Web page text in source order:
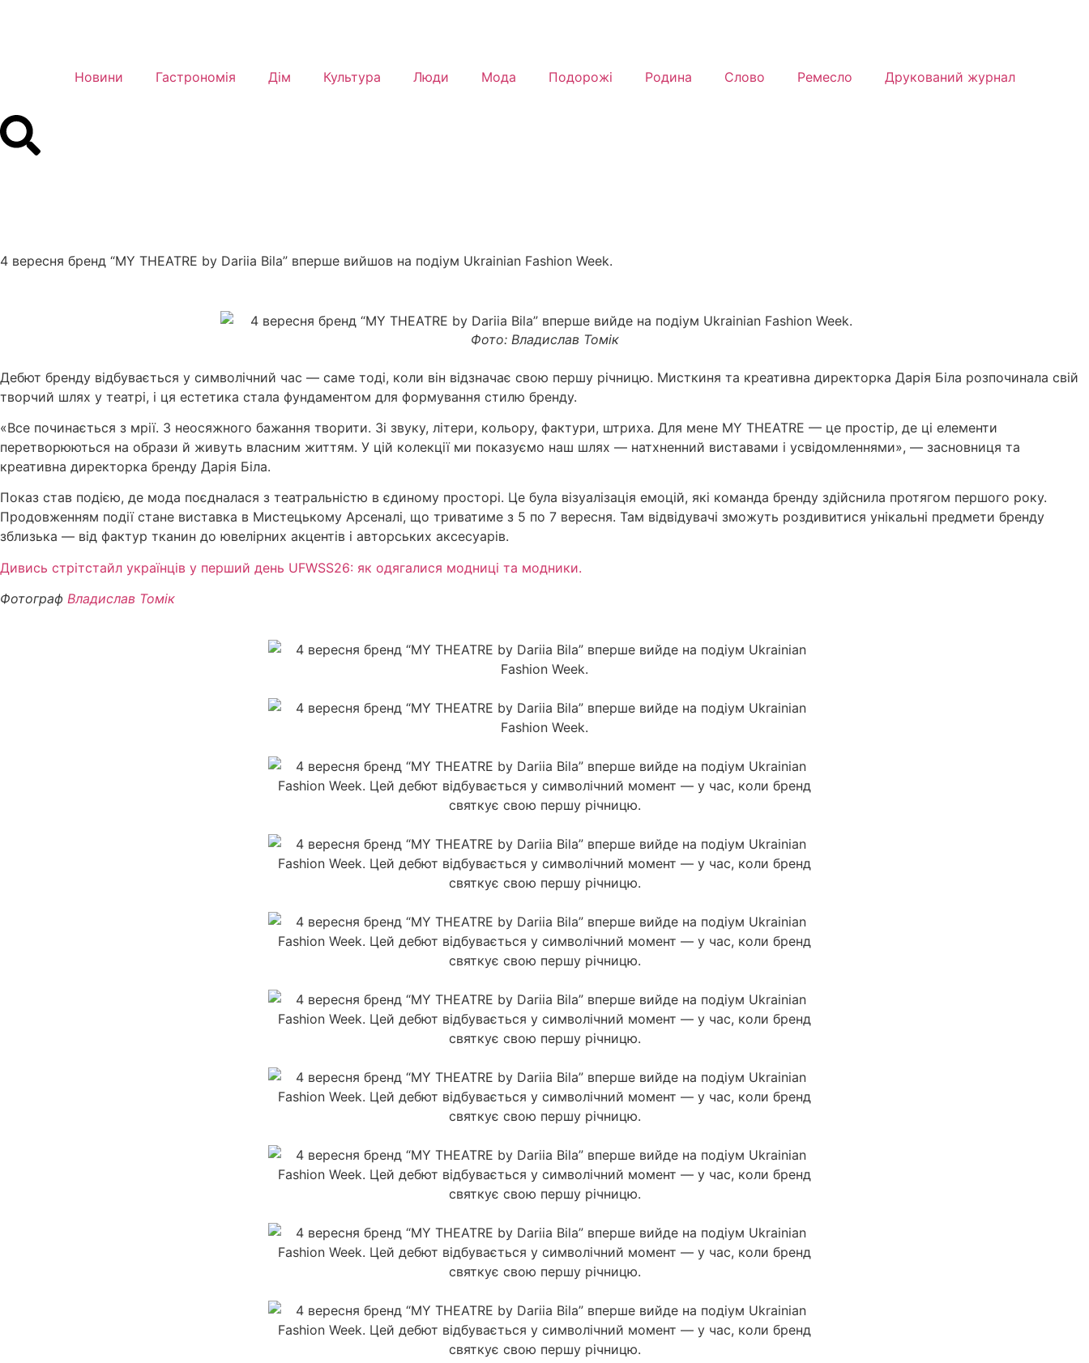
Новини Гастрономія Дім Культура Люди Мода Подорожі Родина Слово Ремесло Друкований журнал
4 вересня бренд “MY THEATRE by Dariia Bila” вперше вийшов на подіум Ukrainian Fashion Week.
Фото: Владислав Томік
Дебют бренду відбувається у символічний час — саме тоді, коли він відзначає свою першу річницю. Мисткиня та креативна директорка Дарія Біла розпочинала свій
творчий шлях у театрі, і ця естетика стала фундаментом для формування стилю бренду.
«Все починається з мрії. З неосяжного бажання творити. Зі звуку, літери, кольору, фактури, штриха. Для мене MY THEATRE — це простір, де ці елементи
перетворюються на образи й живуть власним життям. У цій колекції ми показуємо наш шлях — натхненний виставами і усвідомленнями», — засновниця та
креативна директорка бренду Дарія Біла.
Показ став подією, де мода поєдналася з театральністю в єдиному просторі. Це була візуалізація емоцій, які команда бренду здійснила протягом першого року.
Продовженням події стане виставка в Мистецькому Арсеналі, що триватиме з 5 по 7 вересня. Там відвідувачі зможуть роздивитися унікальні предмети бренду
зблизька — від фактур тканин до ювелірних акцентів і авторських аксесуарів.
Дивись стрітстайл українців у перший день UFWSS26: як одягалися модниці та модники.
Фотограф Владислав Томік